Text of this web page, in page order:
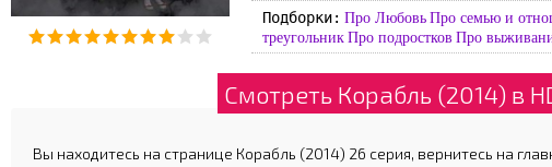
Подборки: Про Любовь Про семью и
треугольник Про подростков Про
Смотреть Корабль (2014) в
Вы находитесь на странице Корабль (2014) 26 серия, вернитесь на